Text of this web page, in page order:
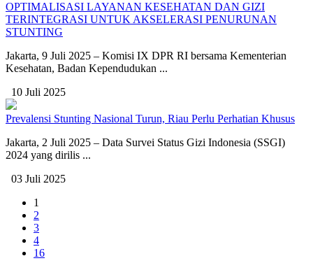
OPTIMALISASI LAYANAN KESEHATAN DAN GIZI
TERINTEGRASI UNTUK AKSELERASI PENURUNAN
STUNTING
Jakarta, 9 Juli 2025 – Komisi IX DPR RI bersama Kementerian
Kesehatan, Badan Kependudukan ...
10 Juli 2025
Prevalensi Stunting Nasional Turun, Riau Perlu Perhatian Khusus
Jakarta, 2 Juli 2025 – Data Survei Status Gizi Indonesia (SSGI)
2024 yang dirilis ...
03 Juli 2025
1
2
3
4
16